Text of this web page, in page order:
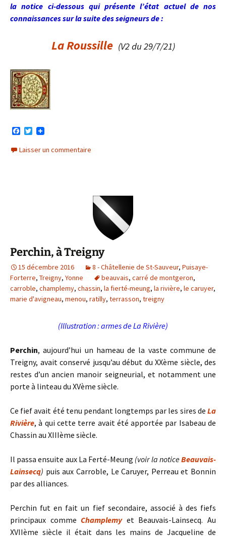
la notice ci-dessous qui présente l’état actuel de nos
connaissances sur la suite des seigneurs de :
La Roussille (V2 du 29/7/21)
c
e
T
i
t
Laisser un commentaire
Perchin, à Treigny
15 décembre 2016 8 - Châtellenie de St-Sauveur, Puisaye-
Forterre, Treigny, Yonne beauvais, carré de montgeron,
carroble, champlemy, chassin, la fierté-meung, la rivière, le caruyer,
marie d'avigneau, menou, ratilly, terrasson, treigny
(Illustration : armes de La Rivière)
Perchin, aujourd’hui un hameau de la vaste commune de
Treigny, avait conservé jusqu’au début du XXème siècle, des
restes d’un ancien manoir seigneurial, et notamment une
porte à linteau du XVème siècle.
Ce fief avait été tenu pendant longtemps par les sires de La
Rivière, à qui cette terre avait été apportée par Isabeau de
Chassin au XIIIème siècle.
Il passa ensuite aux La Ferté-Meung (voir la noticeBeauvais-
Lainsecq) puis aux Carroble, Le Caruyer, Perreau et Bonnin
par des alliances.
Perchin fut en fait un fief secondaire, associé à des fiefs
principaux comme Champlemyet Beauvais-Lainsecq. Au
XVIIème siècle il était dans les mains de Jacqueline de